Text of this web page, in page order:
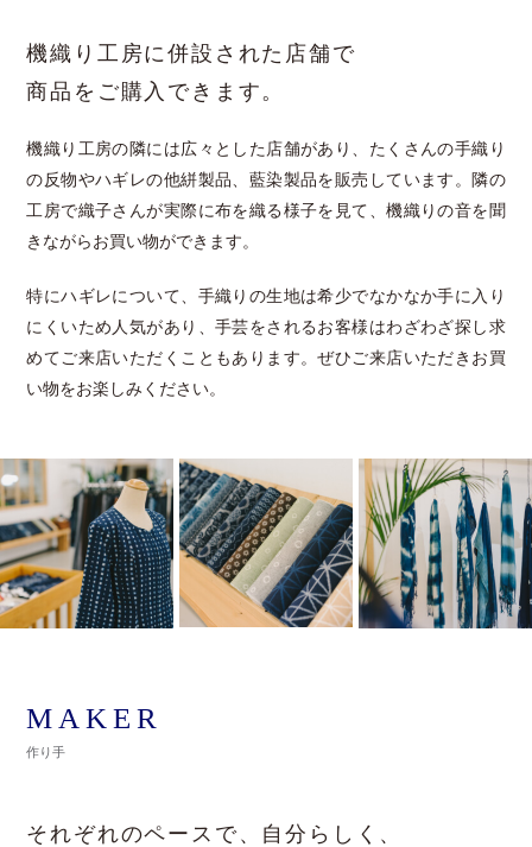
機織り工房に併設された店舗で
商品をご購入できます。
機織り工房の隣には広々とした店舗があり、たくさんの手織り
の反物やハギレの他絣製品、藍染製品を販売しています。隣の
工房で織子さんが実際に布を織る様子を見て、機織りの音を聞
きながらお買い物ができます。
特にハギレについて、手織りの生地は希少でなかなか手に入り
にくいため人気があり、手芸をされるお客様はわざわざ探し求
めてご来店いただくこともあります。ぜひご来店いただきお買
い物をお楽しみください。
MAKER
作り手
それぞれのペースで、自分らしく、